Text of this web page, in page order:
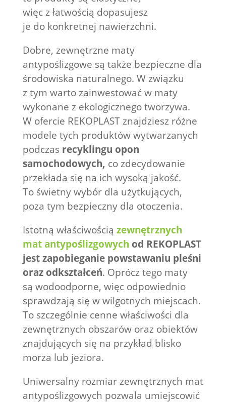
więc z łatwością dopasujesz
je do konkretnej nawierzchni.
Dobre, zewnętrzne maty
antypoślizgowe są także bezpieczne dla
środowiska naturalnego. W związku
z tym warto zainwestować w maty
wykonane z ekologicznego tworzywa.
W ofercie REKOPLAST znajdziesz różne
modele tych produktów wytwarzanych
podczas recyklingu opon
samochodowych, co zdecydowanie
przekłada się na ich wysoką jakość.
To świetny wybór dla użytkujących,
poza tym bezpieczny dla otoczenia.
Istotną właściwością zewnętrznych
mat antypoślizgowych od REKOPLAST
jest zapobieganie powstawaniu pleśni
oraz odkształceń. Oprócz tego maty
są wodoodporne, więc odpowiednio
sprawdzają się w wilgotnych miejscach.
To szczególnie cenne właściwości dla
zewnętrznych obszarów oraz obiektów
znajdujących się na przykład blisko
morza lub jeziora.
Uniwersalny rozmiar zewnętrznych mat
antypoślizgowych pozwala umiejscowić